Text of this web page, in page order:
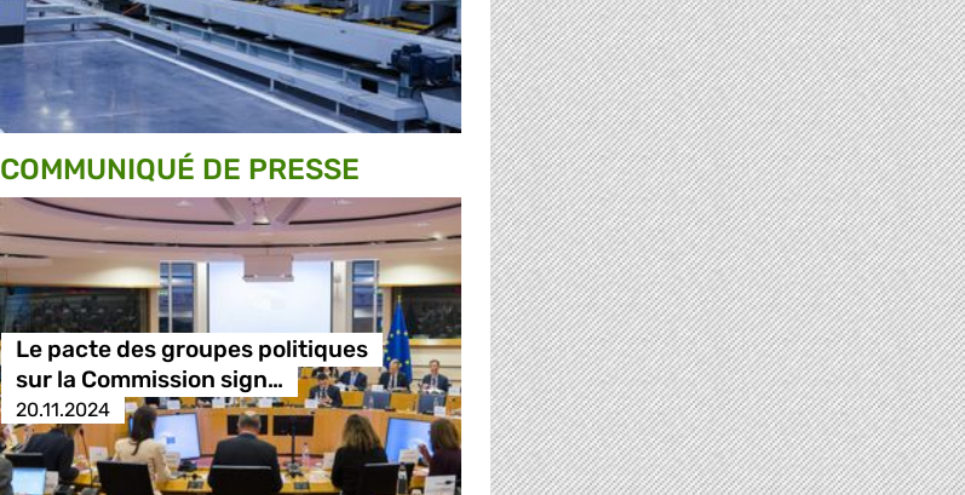
COMMUNIQUÉ DE PRESSE
Le pacte des groupes politiques
sur la Commission sign…
20.11.2024